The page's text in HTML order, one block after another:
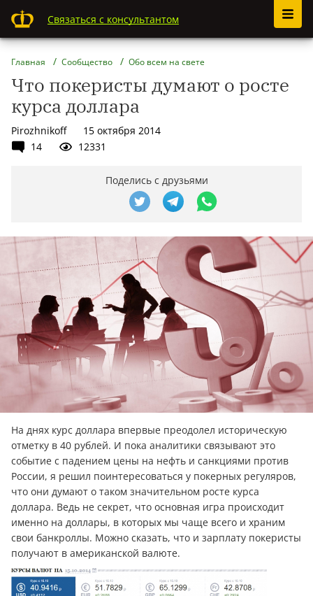
Связаться с консультантом
Главная Сообщество Обо всем на свете
Что покеристы думают о росте
курса доллара
Pirozhnikoff
15 октября 2014
14
12331
Поделись с друзьями
На днях курс доллара впервые преодолел историческую
отметку в 40 рублей. И пока аналитики связывают это
событие с падением цены на нефть и санкциями против
России, я решил поинтересоваться у покерных регуляров,
что они думают о таком значительном росте курса
доллара. Ведь не секрет, что основная игра происходит
именно на доллары, в которых мы чаще всего и храним
свои банкроллы. Можно сказать, что и зарплату покеристы
получают в американской валюте.